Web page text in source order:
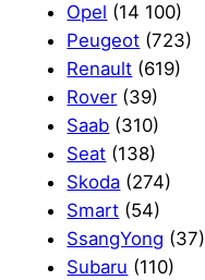
Opel (14 100)
Peugeot (723)
Renault (619)
Rover (39)
Saab (310)
Seat (138)
Skoda (274)
Smart (54)
SsangYong (37)
Subaru (110)